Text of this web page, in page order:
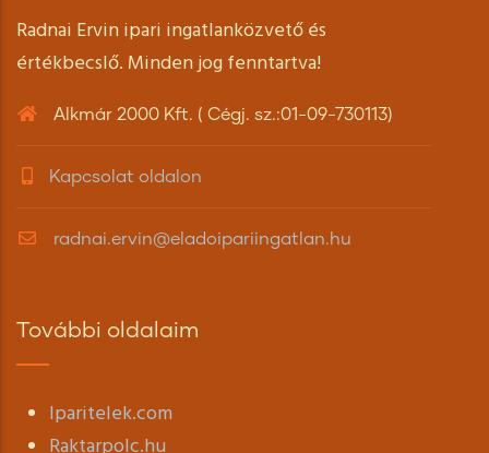
Radnai Ervin ipari ingatlanközvető és
értékbecslő. Minden jog fenntartva!
Alkmár 2000 Kft. ( Cégj. sz.:01-09-730113)
Kapcsolat oldalon
radnai.ervin@eladoipariingatlan.hu
További oldalaim
Iparitelek.com